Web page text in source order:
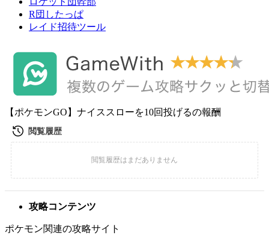
R団したっぱ
レイド招待ツール
【ポケモンGO】ナイススローを10回投げるの報酬
攻略コンテンツ
ポケモン関連の攻略サイト